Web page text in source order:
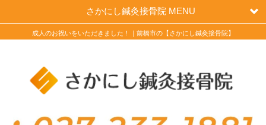
成人のお祝いをいただきました！｜前橋市の【さかにし鍼灸接骨院】
さかにし鍼灸接骨院 MENU